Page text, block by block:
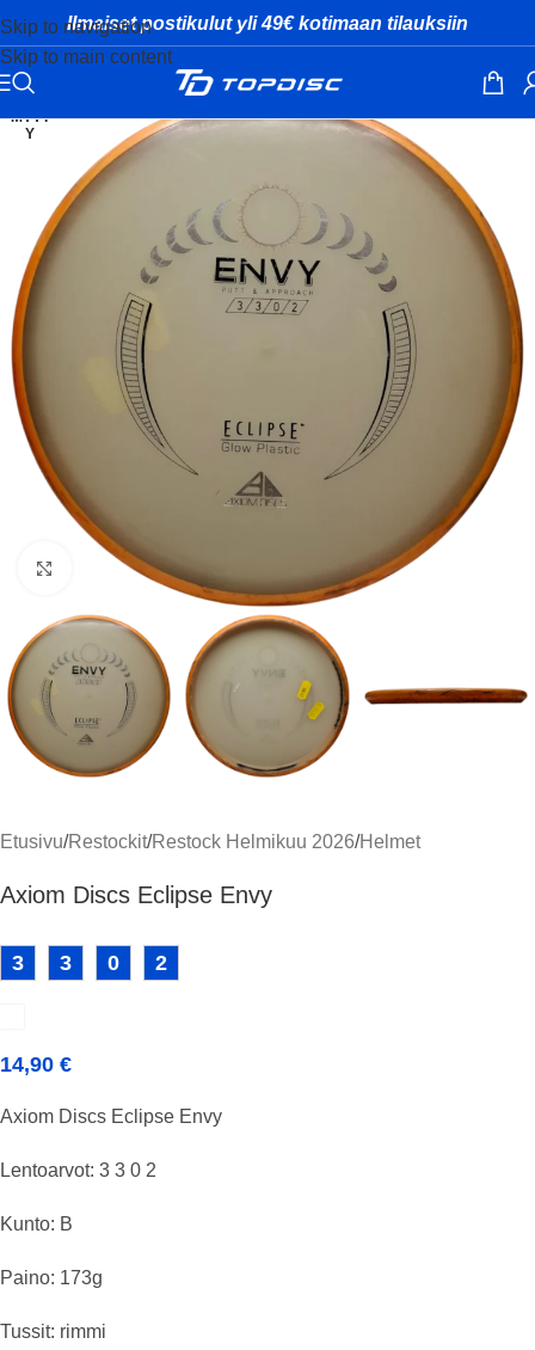
Skip to navigation
Skip to main content
Ilmaiset postikulut yli 49€ kotimaan tilauksiin
MYYT
Y
Klikkaa suuremmaksi
Etusivu/Restockit/Restock Helmikuu 2026/Helmet
Axiom Discs Eclipse Envy
3 3 0 2
14,90 €
Axiom Discs Eclipse Envy
Lentoarvot: 3 3 0 2
Kunto: B
Paino: 173g
Tussit: rimmi